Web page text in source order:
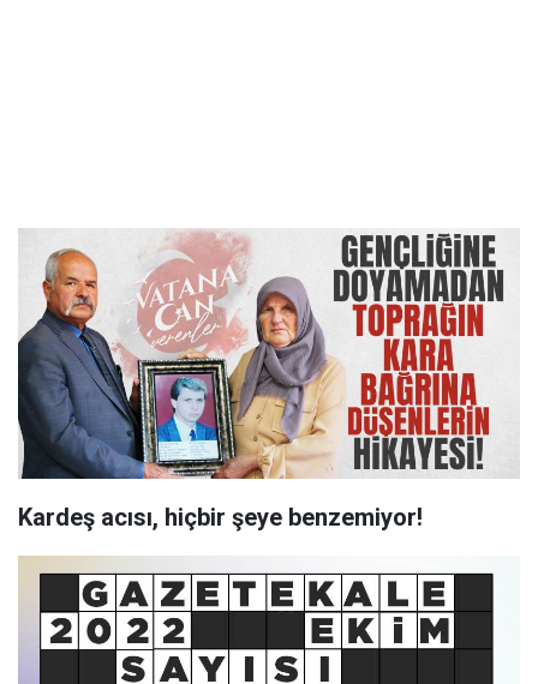
Kardeş acısı, hiçbir şeye benzemiyor!